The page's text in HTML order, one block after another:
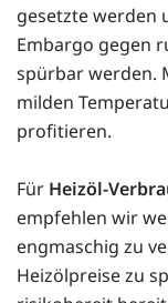
gesetzte werden
Embargo gegen
spürbar werden.
milden
profitieren.
Für Heizöl-
empfehlen wir
engmaschig zu
Heizölpreise zu